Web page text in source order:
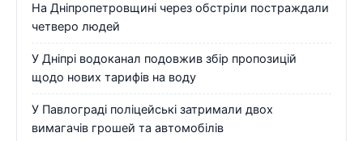
На Дніпропетровщині через обстріли постраждали
четверо людей
У Дніпрі водоканал подовжив збір пропозицій
щодо нових тарифів на воду
У Павлограді поліцейські затримали двох
вимагачів грошей та автомобілів